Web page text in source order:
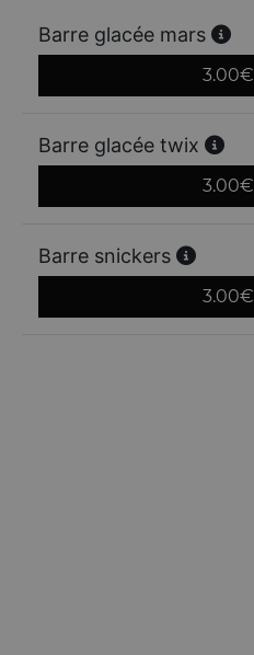
Barre glacée mars
3.00€
Barre glacée twix
3.00€
Barre snickers
3.00€